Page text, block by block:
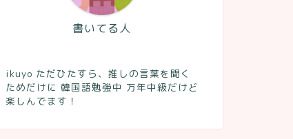
書いてる人
ikuyo ただひたすら、推しの言葉を聞く
ためだけに 韓国語勉強中 万年中級だけど
楽しんでます！